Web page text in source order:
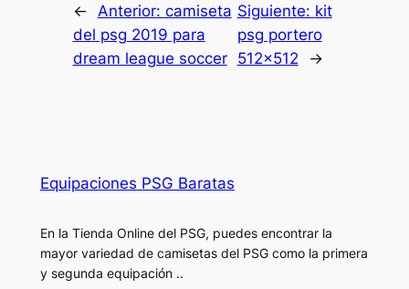
← Anterior: camiseta
del psg 2019 para
dream league soccer
Siguiente: kit
psg portero
512×512
→
Equipaciones PSG Baratas
En la Tienda Online del PSG, puedes encontrar la
mayor variedad de camisetas del PSG como la primera
y segunda equipación ..